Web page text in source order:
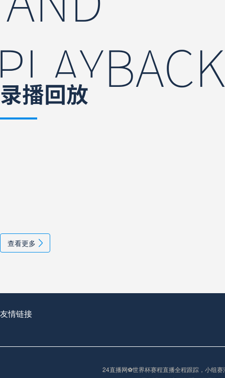
查看更多
友情链接
24直播网⚽️世界杯赛程直播全程跟踪，小组